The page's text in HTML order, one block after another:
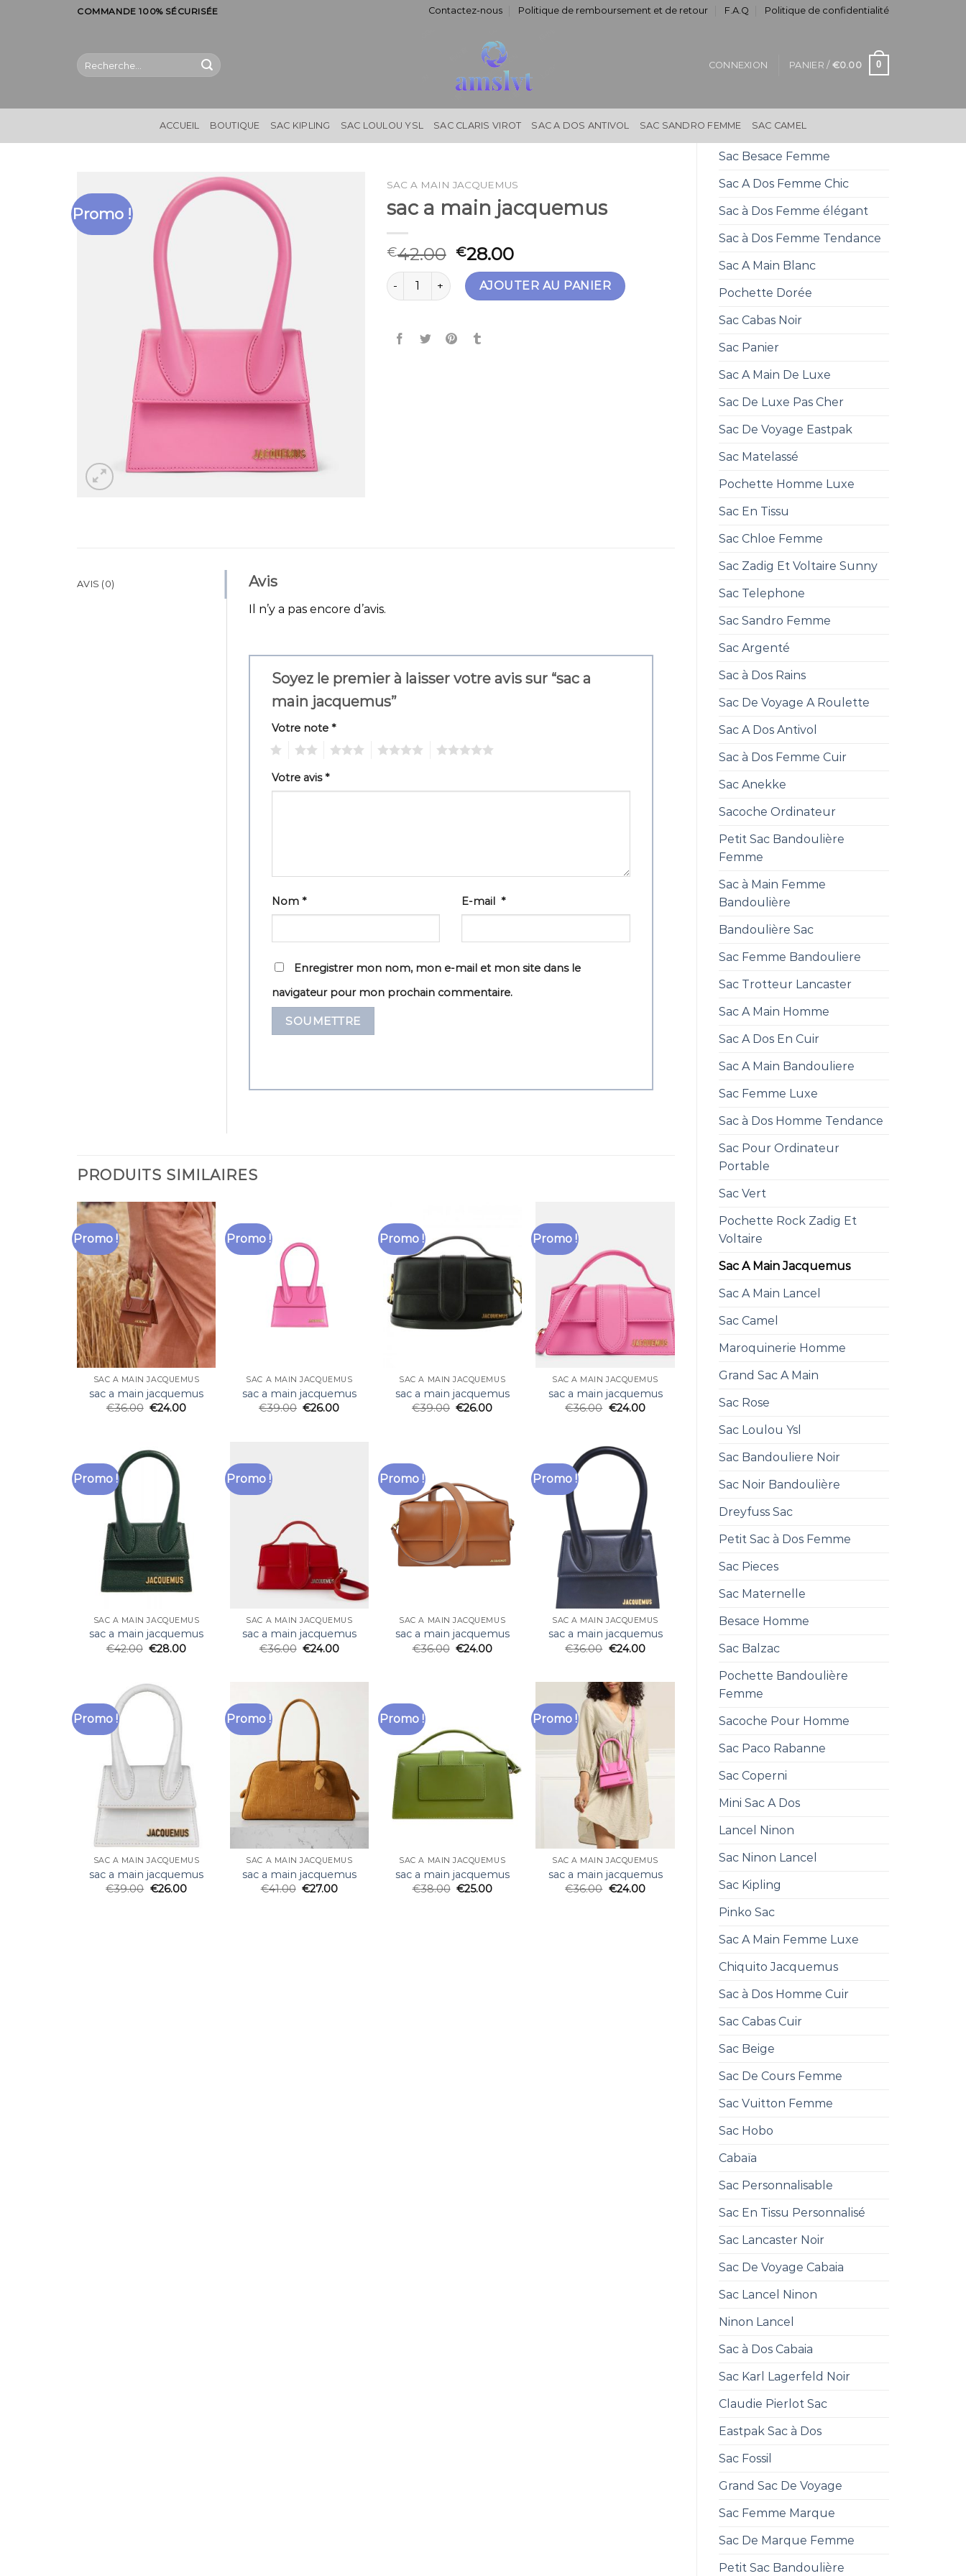
COMMANDE 100% SÉCURISÉE Contactez-nous Politique de remboursement et de retour F.A.Q Politique de confidentialité
Recherche
pour :
CONNEXION PANIER / €0.00 0
ACCUEIL BOUTIQUE SAC KIPLING SAC LOULOU YSL SAC CLARIS VIROT SAC A DOS ANTIVOL SAC SANDRO FEMME SAC CAMEL
Sac Besace Femme
Sac A Dos Femme Chic
Sac à Dos Femme élégant
Sac à Dos Femme Tendance
Sac A Main Blanc
Pochette Dorée
Sac Cabas Noir
Sac Panier
Sac A Main De Luxe
Sac De Luxe Pas Cher
Sac De Voyage Eastpak
Sac Matelassé
Pochette Homme Luxe
Sac En Tissu
Sac Chloe Femme
Sac Zadig Et Voltaire Sunny
Sac Telephone
Sac Sandro Femme
Sac Argenté
Sac à Dos Rains
Sac De Voyage A Roulette
Sac A Dos Antivol
Sac à Dos Femme Cuir
Sac Anekke
Sacoche Ordinateur
Petit Sac Bandoulière
Femme
Sac à Main Femme
Bandoulière
Bandoulière Sac
Sac Femme Bandouliere
Sac Trotteur Lancaster
Sac A Main Homme
Sac A Dos En Cuir
Sac A Main Bandouliere
Sac Femme Luxe
Sac à Dos Homme Tendance
Sac Pour Ordinateur
Portable
Sac Vert
Pochette Rock Zadig Et
Voltaire
Sac A Main Jacquemus
Sac A Main Lancel
Sac Camel
Maroquinerie Homme
Grand Sac A Main
Sac Rose
Sac Loulou Ysl
Sac Bandouliere Noir
Sac Noir Bandoulière
Dreyfuss Sac
Petit Sac à Dos Femme
Sac Pieces
Sac Maternelle
Besace Homme
Sac Balzac
Pochette Bandoulière
Femme
Sacoche Pour Homme
Sac Paco Rabanne
Sac Coperni
Mini Sac A Dos
Lancel Ninon
Sac Ninon Lancel
Sac Kipling
Pinko Sac
Sac A Main Femme Luxe
Chiquito Jacquemus
Sac à Dos Homme Cuir
Sac Cabas Cuir
Sac Beige
Sac De Cours Femme
Sac Vuitton Femme
Sac Hobo
Cabaïa
Sac Personnalisable
Sac En Tissu Personnalisé
Sac Lancaster Noir
Sac De Voyage Cabaia
Sac Lancel Ninon
Ninon Lancel
Sac à Dos Cabaia
Sac Karl Lagerfeld Noir
Claudie Pierlot Sac
Eastpak Sac à Dos
Sac Fossil
Grand Sac De Voyage
Sac Femme Marque
Sac De Marque Femme
Petit Sac Bandoulière
Promo !
SAC A MAIN JACQUEMUS
sac a main jacquemus
€42.00 €28.00
quantité de sac a main jacquemus
AJOUTER AU PANIER
AVIS (0) Avis
Il n’y a pas encore d’avis.
Soyez le premier à laisser votre avis sur “sac a
main jacquemus”
Votre note *
Votre avis*
Nom * E-mail*
Enregistrer mon nom, mon e-mail et mon site dans le
navigateur pour mon prochain commentaire.
PRODUITS SIMILAIRES
Promo !
SAC A MAIN JACQUEMUS
sac a main jacquemus
€36.00 €24.00
Promo !
SAC A MAIN JACQUEMUS
sac a main jacquemus
€39.00 €26.00
Promo !
SAC A MAIN JACQUEMUS
sac a main jacquemus
€39.00 €26.00
Promo !
SAC A MAIN JACQUEMUS
sac a main jacquemus
€36.00 €24.00
Promo !
SAC A MAIN JACQUEMUS
sac a main jacquemus
€42.00 €28.00
Promo !
SAC A MAIN JACQUEMUS
sac a main jacquemus
€36.00 €24.00
Promo !
SAC A MAIN JACQUEMUS
sac a main jacquemus
€36.00 €24.00
Promo !
SAC A MAIN JACQUEMUS
sac a main jacquemus
€36.00 €24.00
Promo !
SAC A MAIN JACQUEMUS
sac a main jacquemus
€39.00 €26.00
Promo !
SAC A MAIN JACQUEMUS
sac a main jacquemus
€41.00 €27.00
Promo !
SAC A MAIN JACQUEMUS
sac a main jacquemus
€38.00 €25.00
Promo !
SAC A MAIN JACQUEMUS
sac a main jacquemus
€36.00 €24.00